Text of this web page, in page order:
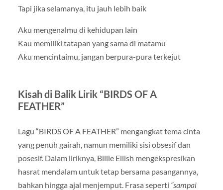
Tapi jika selamanya, itu jauh lebih baik
Aku mengenalmu di kehidupan lain
Kau memiliki tatapan yang sama di matamu
Aku mencintaimu, jangan berpura-pura terkejut
Kisah di Balik Lirik “BIRDS OF A
FEATHER”
Lagu “BIRDS OF A FEATHER” mengangkat tema cinta
yang penuh gairah, namun memiliki sisi obsesif dan
posesif. Dalam liriknya, Billie Eilish mengekspresikan
hasrat mendalam untuk tetap bersama pasangannya,
bahkan hingga ajal menjemput. Frasa seperti “sampai